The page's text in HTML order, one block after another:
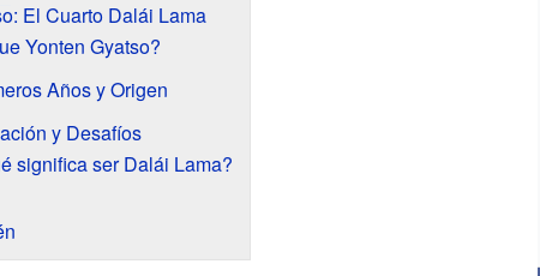
El Cuarto Dalái Lama
Yonten Gyatso?
Años y Origen
y Desafíos
significa ser Dalái Lama?